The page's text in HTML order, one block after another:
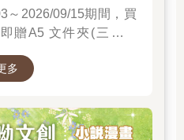
有幾分凝重的打量。
：「我怎麼會和除魔組聯盟？
。頁數 3/4
)～2026/09/15期間，買
贈A5 文件夾(三款隨
量有限，送完為止！
多